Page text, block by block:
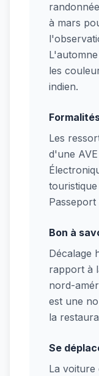
à mars
les
indien.
Les
d'une
Passeport
Bon à
Décalage
rapport à
nord-
est une
la
Se
La voiture